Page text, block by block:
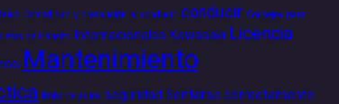
Comodidad y precaución al conducir conducir Consejos para
de tránsito Internacionales Kawasaki Licencia
Mantenimiento
Robo de autos seguridad Sentarse correctamente